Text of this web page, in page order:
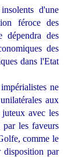
d'une
féroce des
des
des
dans l'Etat
ne
aux
avec les
par les faveurs
comme le
disposition par